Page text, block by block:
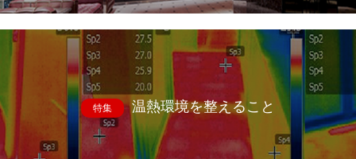
特集 温熱環境を整えること